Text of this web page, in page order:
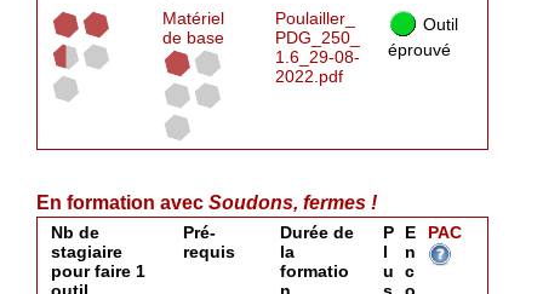
Matériel
de base
Poulailler_
PDG_250_
1.6_29-08-
2022.pdf
Outil
éprouvé
En formation avec Soudons, fermes !
Nb de
stagiaire
pour faire 1
outil
Pré-
requis
Durée de
la
formatio
n
P
l
u
s
E
n
c
o
PAC